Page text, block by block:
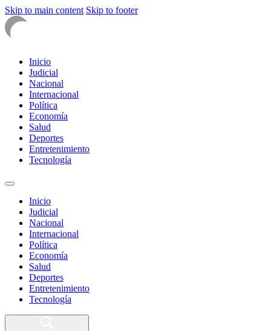
Skip to main content Skip to footer
Inicio
Judicial
Nacional
Internacional
Política
Economía
Salud
Deportes
Entretenimiento
Tecnología
Inicio
Judicial
Nacional
Internacional
Política
Economía
Salud
Deportes
Entretenimiento
Tecnología